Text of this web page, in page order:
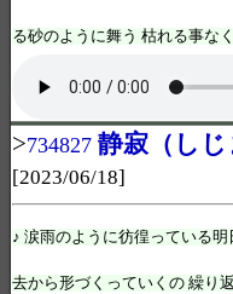
る砂のように舞う 枯れる事な
>734827 静寂（し
[2023/06/18]
♪ 涙雨のように彷徨っている
去から形づくっていくの 繰り